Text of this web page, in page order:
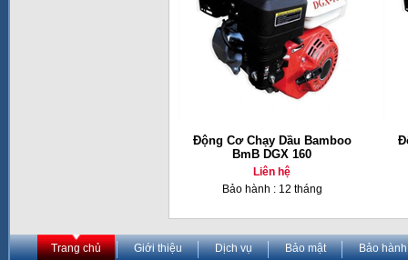
Động Cơ Chạy Dầu Bamboo
BmB DGX 160
Liên hệ
Bảo hành : 12 tháng
Trang chủ Giới thiệu Dịch vụ Bảo mật Bảo hành